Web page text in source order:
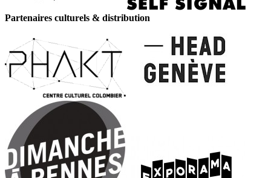
Partenaires culturels & distribution